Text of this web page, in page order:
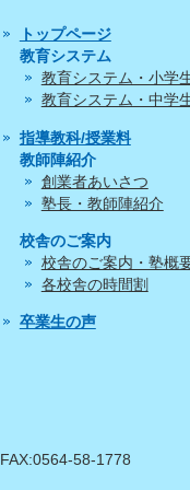
トップページ
教育システム
教育システム・小学
教育システム・中学
指導教科/授業料
教師陣紹介
創業者あいさつ
塾長・教師陣紹介
校舎のご案内
校舎のご案内・塾概
各校舎の時間割
卒業生の声
FAX:0564-58-1778